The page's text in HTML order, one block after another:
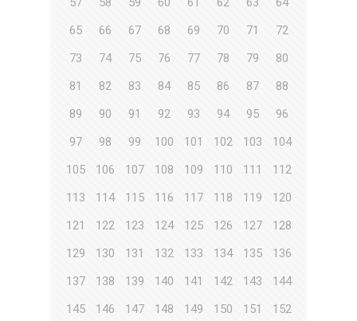
65
66 67 68 69 70 71
72
73
74 75 76 77 78 79
80
81
82 83 84 85 86 87
88
89
90 91 92 93 94 95
96
97
98 99 100 101 102 103
104
105
106 107 108 109 110 111
112
113
114 115 116 117 118 119
120
121
122 123 124 125 126 127
128
129
130 131 132 133 134 135
136
137
138 139 140 141 142 143
144
145
146 147 148 149 150 151
152